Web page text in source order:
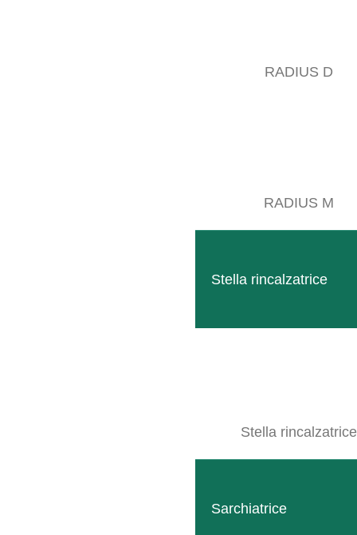
RADIUS D
RADIUS M
Stella rincalzatrice
Stella rincalzatrice
Sarchiatrice
FROSTBUSTER F252